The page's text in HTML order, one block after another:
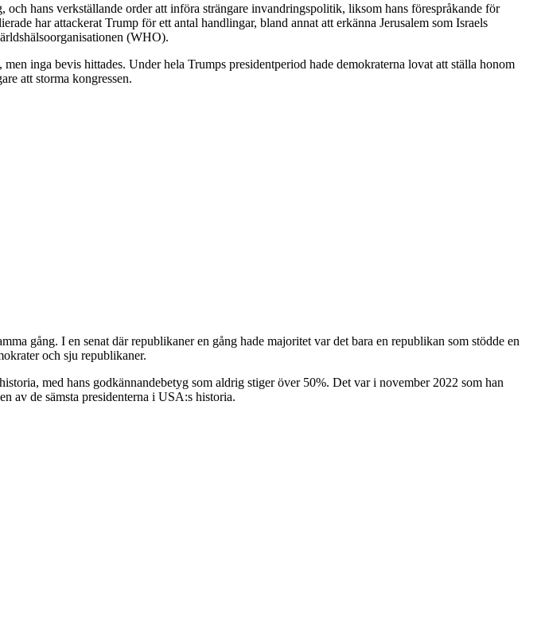
hans verkställande order att införa strängare invandringspolitik, liksom hans förespråkande för
har attackerat Trump för ett antal handlingar, bland annat att erkänna Jerusalem som Israels
(WHO).
inga bevis hittades. Under hela Trumps presidentperiod hade demokraterna lovat att ställa honom
att storma kongressen.
gång. I en senat där republikaner en gång hade majoritet var det bara en republikan som stödde en
och sju republikaner.
med hans godkännandebetyg som aldrig stiger över 50%. Det var i november 2022 som han
av de sämsta presidenterna i USA:s historia.